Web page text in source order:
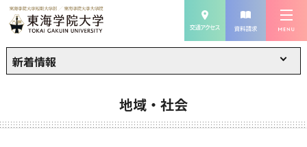
新着情報
地域・社会